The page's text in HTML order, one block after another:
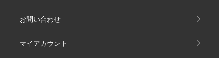
お問い合わせ
マイアカウント